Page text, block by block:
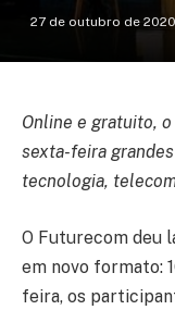
27 de outubro de 2020
Online e gratuito,
sexta-feira
tecnologia,
O Futurecom deu
em novo formato:
feira, os